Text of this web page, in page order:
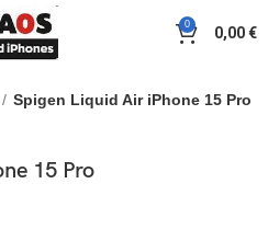
0 0,00€
Spigen Liquid Air iPhone 15 Pro
15 Pro